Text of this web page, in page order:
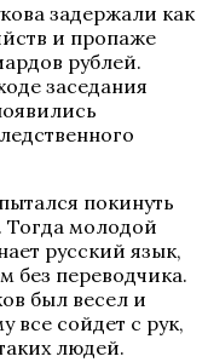
задержали как
и пропаже
рублей.
заседания
покинуть
Тогда молодой
русский язык,
без переводчика.
был весел и
все сойдет с рук,
людей.